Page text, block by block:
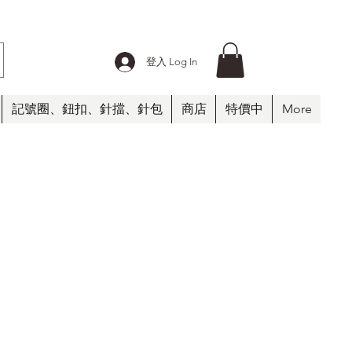
登入 Log In
記號圈、鈕扣、針擋、針包 商店 特價中 More